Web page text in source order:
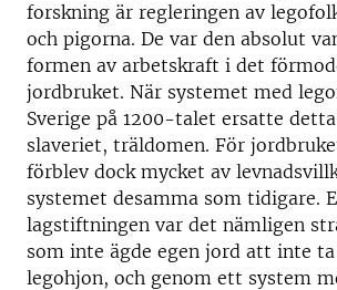
forskning är regleringen av
och pigorna. De var den absolut
formen av arbetskraft i det
jordbruket. När systemet med
Sverige på 1200-talet ersatte
slaveriet, träldomen. För
förblev dock mycket av
systemet desamma som tidigare.
lagstiftningen var det nämligen
som inte ägde egen jord att inte
legohjon, och genom ett system